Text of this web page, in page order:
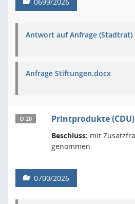
Antwort auf Anfrage (Stadtrat)
Anfrage Stiftungen.docx
Ö 20 Printprodukte (CDU)
Beschluss: mit
genommen
0700/2026